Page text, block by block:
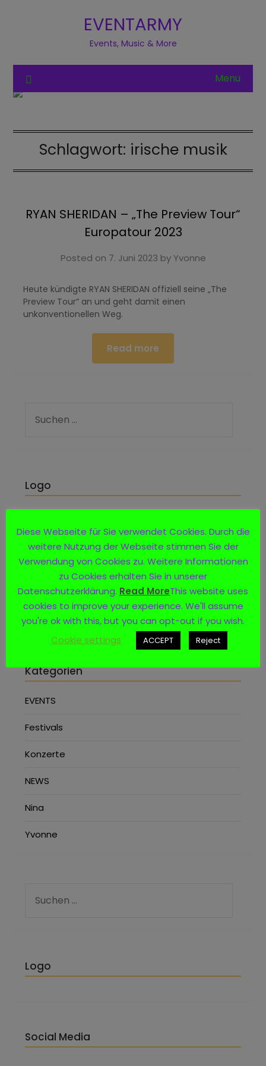
EVENTARMY
Events, Music & More
Menu
Schlagwort: irische musik
RYAN SHERIDAN – „The Preview Tour“
Europatour 2023
Posted on 7. Juni 2023 byYvonne
Heute kündigte RYAN SHERIDAN offiziell seine „The
Preview Tour“ an und geht damit einen
unkonventionellen Weg.
Read more
Logo
Social Media
Kategorien
EVENTS
Festivals
Konzerte
NEWS
Nina
Yvonne
Logo
Social Media
Diese Webseite für Sie verwendet Cookies. Durch die
weitere Nutzung der Webseite stimmen Sie der
Verwendung von Cookies zu. Weitere Informationen
zu Cookies erhalten Sie in unserer
Datenschutzerklärung. Read MoreThis website uses
cookies to improve your experience. We'll assume
you're ok with this, but you can opt-out if you wish.
Cookie settings
ACCEPT Reject